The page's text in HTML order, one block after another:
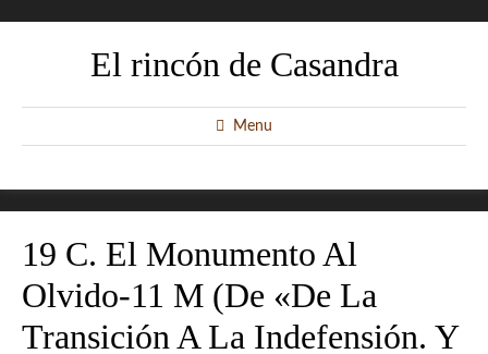
El rincón de Casandra
Menu
19 C. El Monumento Al
Olvido-11 M (de «De La
Transición A La Indefensión. Y